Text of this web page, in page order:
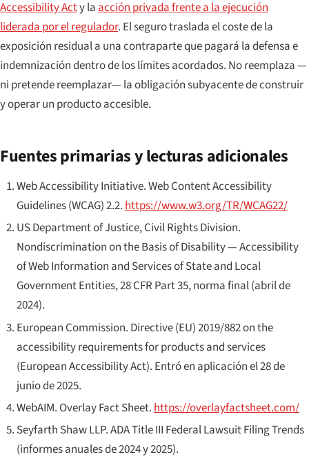
Accessibility Acty laacción privada frente a la ejecución
liderada por el regulador. El seguro traslada el coste de la
exposición residual a una contraparte que pagará la defensa e
indemnización dentro de los límites acordados. No reemplaza —
ni pretende reemplazar— la obligación subyacente de construir
y operar un producto accesible.
Fuentes primarias y lecturas adicionales
Web Accessibility Initiative.Web Content Accessibility
Guidelines (WCAG) 2.2.https://www.w3.org/TR/WCAG22/
US Department of Justice, Civil Rights Division.
Nondiscrimination on the Basis of Disability — Accessibility
of Web Information and Services of State and Local
Government Entities, 28 CFR Part 35, norma final (abril de
2024).
European Commission. Directive (EU) 2019/882 on the
accessibility requirements for products and services
(European Accessibility Act). Entró en aplicación el 28 de
junio de 2025.
WebAIM. Overlay Fact Sheet.https://overlayfactsheet.com/
Seyfarth Shaw LLP.ADA Title III Federal Lawsuit Filing Trends
(informes anuales de 2024 y 2025).